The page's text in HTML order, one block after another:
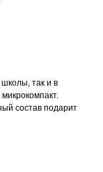
так и в
состав подарит